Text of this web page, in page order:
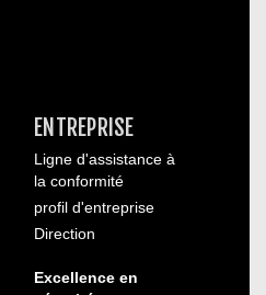
ENTREPRISE
Ligne d'assistance à
la conformité
profil d'entreprise
Direction
Excellence en